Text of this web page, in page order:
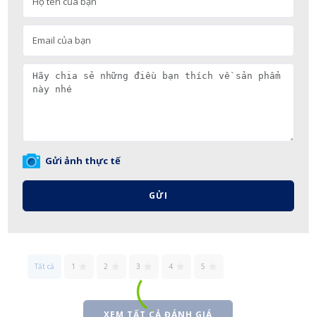
Gửi ảnh thực tế
GỬI
Tất cả 1 2 3 4 5
XEM TẤT CẢ ĐÁNH GIÁ